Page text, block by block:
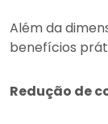
Além da
benefícios
Redução de